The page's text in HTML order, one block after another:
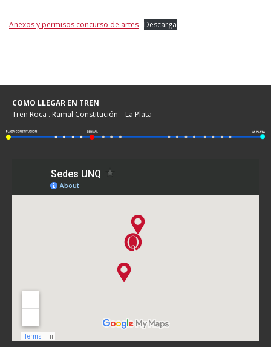
Anexos y permisos concurso de artes Descarga
COMO LLEGAR EN TREN
Tren Roca . Ramal Constitución – La Plata